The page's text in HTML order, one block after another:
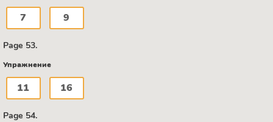
7 9
Page 53.
Упражнение
11 16
Page 54.